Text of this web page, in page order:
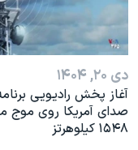
نرگس محمدی برنده
صفحه‌های ویژه
سفر پرزیدنت ترامپ
دی ۲۰, ۱۴۰۴
آغاز پخش رادیویی
صدای آمریکا روی موج
۱۵۴۸ کیلوهرتز